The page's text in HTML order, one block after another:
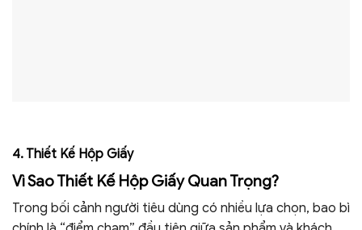
4. Thiết Kế Hộp Giấy
Vì Sao Thiết Kế Hộp Giấy Quan Trọng?
Trong bối cảnh người tiêu dùng có nhiều lựa chọn, bao bì